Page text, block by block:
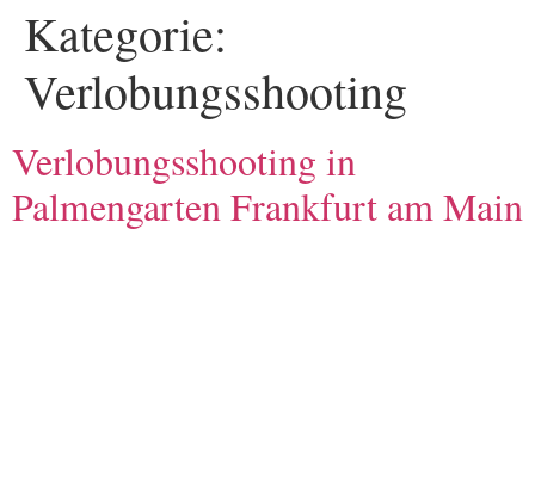
Kategorie:
Verlobungsshooting
Verlobungsshooting in
Palmengarten Frankfurt am Main